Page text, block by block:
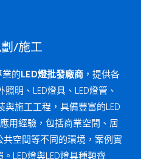
/施工
的LED燈批發廠商 ，提供各
明、LED燈具、LED燈管、
與施工工程，具備豐富的LED
用經驗，包括商業空間、居
空間等不同的環境，案例實